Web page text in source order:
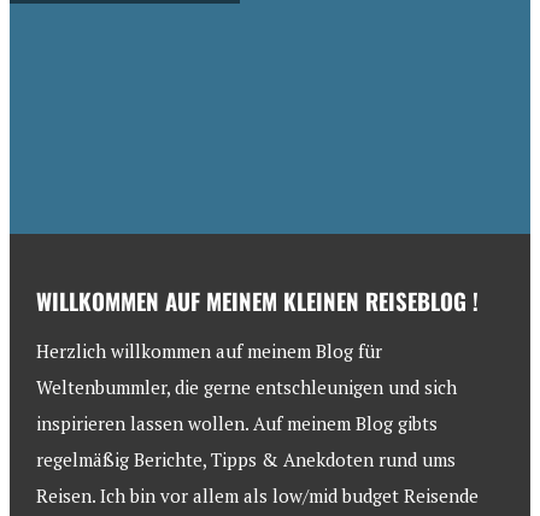
WILLKOMMEN AUF MEINEM KLEINEN REISEBLOG !
Herzlich willkommen auf meinem Blog für
Weltenbummler, die gerne entschleunigen und sich
inspirieren lassen wollen. Auf meinem Blog gibts
regelmäßig Berichte, Tipps & Anekdoten rund ums
Reisen. Ich bin vor allem als low/mid budget Reisende